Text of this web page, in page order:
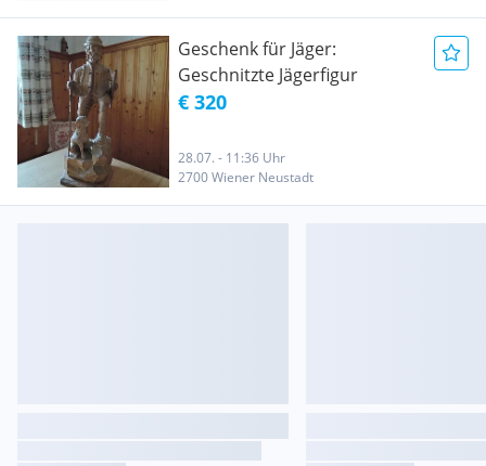
Geschenk für Jäger:
Geschnitzte Jägerfigur
€ 320
28.07. - 11:36 Uhr
2700 Wiener Neustadt